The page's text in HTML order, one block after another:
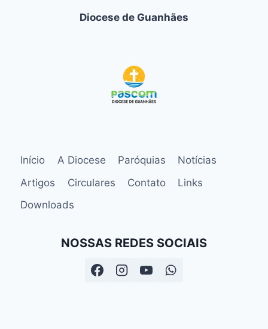
Diocese de Guanhães
Início A Diocese Paróquias
Notícias
Artigos
Circulares Contato
Links
Downloads
NOSSAS REDES SOCIAIS